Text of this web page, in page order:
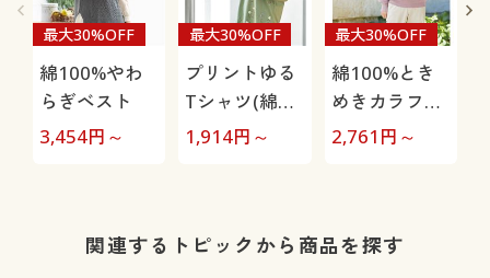
綿100%やわ
らぎベスト
最大30%OFF
3,454円～
プリントゆる
Tシャツ(綿
100%)
最大30%OFF
1,914円～
綿100%とき
めきカラフル
ニット
最大30%OFF
2,761 円～
関連するトピックから商品を探す